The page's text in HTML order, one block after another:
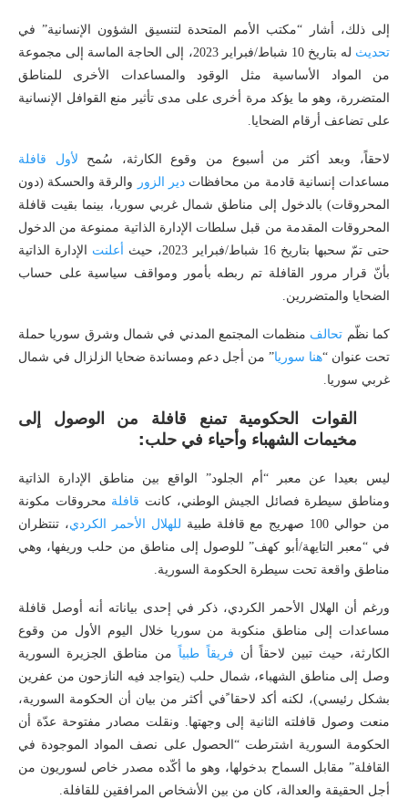
إلى ذلك، أشار “مكتب الأمم المتحدة لتنسيق الشؤون الإنسانية” في
تحديث
له بتاريخ 10 شباط/فبراير 2023، إلى الحاجة الماسة إلى مجموعة
من المواد الأساسية مثل الوقود والمساعدات الأخرى للمناطق
المتضررة، وهو ما يؤكد مرة أخرى على مدى تأثير منع القوافل الإنسانية
على تضاعف أرقام الضحايا.
لاحقاً، وبعد أكثر من أسبوع من وقوع الكارثة، سُمح لأول
قافلة
مساعدات إنسانية قادمة من محافظاتدير الزور
والرقة والحسكة (دون
المحروقات) بالدخول إلى مناطق شمال غربي سوريا، بينما بقيت قافلة
المحروقات المقدمة من قبل سلطات الإدارة الذاتية ممنوعة من الدخول
حتى تمّ سحبها بتاريخ 16 شباط/فبراير 2023، حيث
أعلنت الإدارة الذاتية
بأنّ قرار مرور القافلة تم ربطه بأمور ومواقف سياسية على حساب
الضحايا والمتضررين.
كما نظّم تحالف منظمات المجتمع المدني في شمال وشرق سوريا حملة
تحت عنوان “هنا سوريا” من أجل دعم ومساندة ضحايا الزلزال في شمال
غربي سوريا.
القوات الحكومية تمنع قافلة من الوصول إلى
مخيمات الشهباء وأحياء في حلب:
ليس بعيدا عن معبر “أم الجلود” الواقع بين مناطق الإدارة الذاتية
ومناطق سيطرة فصائل الجيش الوطني، كانت قافلة محروقات مكونة
من حوالي 100 صهريج مع قافلة طبية
للهلال الأحمر الكردي، تنتظران
في “معبر التايهة/أبو كهف” للوصول إلى مناطق من حلب وريفها، وهي
مناطق واقعة تحت سيطرة الحكومة السورية.
ورغم أن الهلال الأحمر الكردي، ذكر في إحدى بياناته أنه أوصل قافلة
مساعدات إلى مناطق منكوبة من سوريا خلال اليوم الأول من وقوع
الكارثة، حيث تبين لاحقاً أن فريقا طبيا من مناطق الجزيرة السورية
وصل إلى مناطق الشهباء، شمال حلب (يتواجد فيه النازحون من عفرين
بشكل رئيسي)، لكنه أكد لاحقا ًفي أكثر من بيان أن الحكومة السورية،
منعت وصول قافلته الثانية إلى وجهتها. ونقلت مصادر مفتوحة عدّة أن
الحكومة السورية اشترطت “الحصول على نصف المواد الموجودة في
القافلة” مقابل السماح بدخولها، وهو ما أكّده مصدر خاص لسوريون من
أجل الحقيقة والعدالة، كان من بين الأشخاص المرافقين للقافلة.